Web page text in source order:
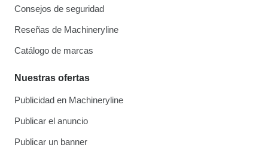
Consejos de seguridad
Reseñas de Machineryline
Catálogo de marcas
Nuestras ofertas
Publicidad en Machineryline
Publicar el anuncio
Publicar un banner